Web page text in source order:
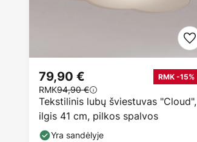
Tekstilinis lubų šviestuvas "Cloud",
ilgis 41 cm, pilkos spalvos
79,90 € RMK -15%
RMK94,90 €
Yra sandėlyje